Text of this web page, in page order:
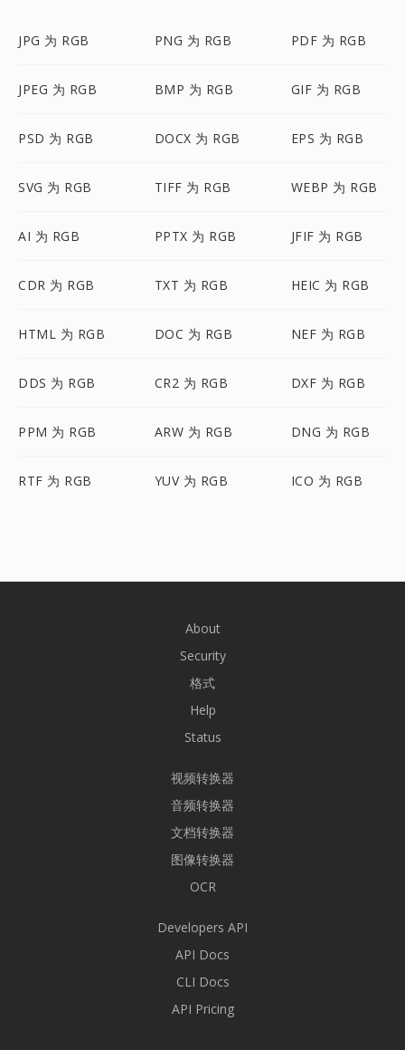
JPG 为 RGB PNG 为 RGB PDF 为 RGB
JPEG 为 RGB BMP 为 RGB GIF 为 RGB
PSD 为 RGB DOCX 为 RGB EPS 为 RGB
SVG 为 RGB TIFF 为 RGB WEBP 为 RGB
AI 为 RGB PPTX 为 RGB JFIF 为 RGB
CDR 为 RGB TXT 为 RGB HEIC 为 RGB
HTML 为 RGB DOC 为 RGB NEF 为 RGB
DDS 为 RGB CR2 为 RGB DXF 为 RGB
PPM 为 RGB ARW 为 RGB DNG 为 RGB
RTF 为 RGB YUV 为 RGB ICO 为 RGB
About
Security
格式
Help
Status
视频转换器
音频转换器
文档转换器
图像转换器
OCR
Developers API
API Docs
CLI Docs
API Pricing